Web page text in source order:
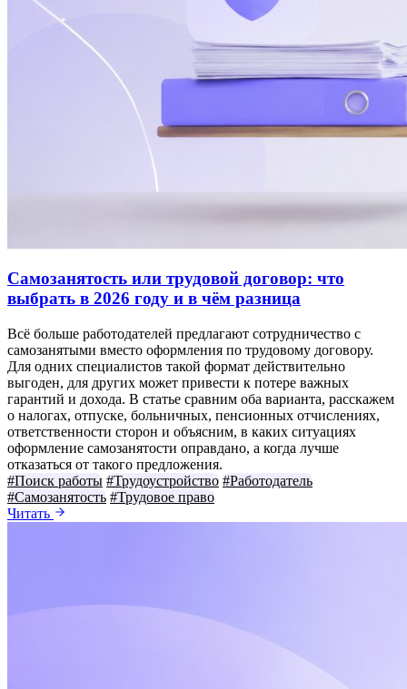
Самозанятость или трудовой договор: что
выбрать в 2026 году и в чём разница
Всё больше работодателей предлагают сотрудничество с
самозанятыми вместо оформления по трудовому договору.
Для одних специалистов такой формат действительно
выгоден, для других может привести к потере важных
гарантий и дохода. В статье сравним оба варианта, расскажем
о налогах, отпуске, больничных, пенсионных отчислениях,
ответственности сторон и объясним, в каких ситуациях
оформление самозанятости оправдано, а когда лучше
отказаться от такого предложения.
#Поиск работы #Трудоустройство #Работодатель
#Самозанятость #Трудовое право
Читать